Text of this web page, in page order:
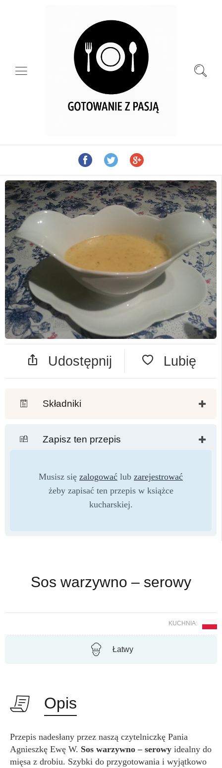
Udostępnij Lubię
Składniki
Zapisz ten przepis
Musisz się zalogować lub zarejestrować
żeby zapisać ten przepis w książce
kucharskiej.
Sos warzywno – serowy
KUCHNIA:
Łatwy
Opis
Przepis nadesłany przez naszą czytelniczkę Pania
Agnieszkę Ewę W. Sos warzywno – serowy idealny do
mięsa z drobiu. Szybki do przygotowania i wyjątkowo